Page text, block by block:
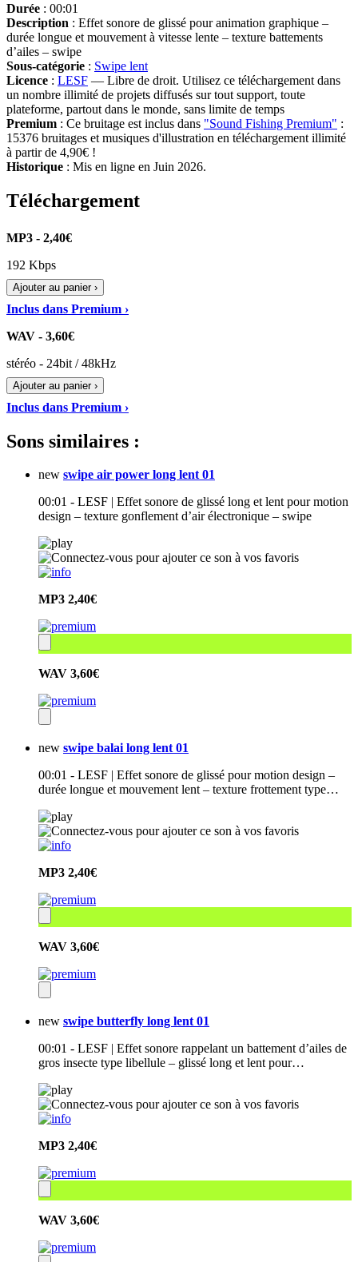
Durée : 00:01
Description : Effet sonore de glissé pour animation graphique –
durée longue et mouvement à vitesse lente – texture battements
d’ailes – swipe
Sous-catégorie : Swipe lent
Licence : LESF — Libre de droit. Utilisez ce téléchargement dans
un nombre illimité de projets diffusés sur tout support, toute
plateforme, partout dans le monde, sans limite de temps
Premium : Ce bruitage est inclus dans "Sound Fishing Premium" :
15376 bruitages et musiques d'illustration en téléchargement illimité
à partir de 4,90€ !
Historique : Mis en ligne en Juin 2026.
Téléchargement
MP3 - 2,40€
192 Kbps
Ajouter au panier ›
Inclus dans Premium ›
WAV - 3,60€
stéréo - 24bit / 48kHz
Ajouter au panier ›
Inclus dans Premium ›
Sons similaires :
new swipe air power long lent 01
00:01 - LESF | Effet sonore de glissé long et lent pour motion
design – texture gonflement d’air électronique – swipe
MP3 2,40€
WAV 3,60€
new swipe balai long lent 01
00:01 - LESF | Effet sonore de glissé pour motion design –
durée longue et mouvement lent – texture frottement type…
MP3 2,40€
WAV 3,60€
new swipe butterfly long lent 01
00:01 - LESF | Effet sonore rappelant un battement d’ailes de
gros insecte type libellule – glissé long et lent pour…
MP3 2,40€
WAV 3,60€